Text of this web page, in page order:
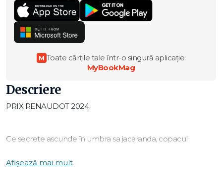
M Toate cărțile tale într-o singură aplicație:
MyBookMag
Descriere
PRIX RENAUDOT 2024
Ce secrete ascunde în umbra sa jacaranda, copacul
buni pentru a le descoperi. Ani întregi pentru a răzbate prin
Afișează mai mult